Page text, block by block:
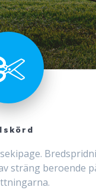
sträng beroende